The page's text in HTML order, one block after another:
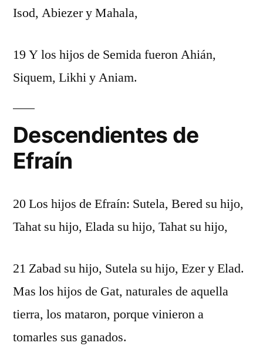
Isod, Abiezer y Mahala,
19 Y los hijos de Semida fueron Ahián,
Siquem, Likhi y Aniam.
Descendientes de
Efraín
20 Los hijos de Efraín: Sutela, Bered su hijo,
Tahat su hijo, Elada su hijo, Tahat su hijo,
21 Zabad su hijo, Sutela su hijo, Ezer y Elad.
Mas los hijos de Gat, naturales de aquella
tierra, los mataron, porque vinieron a
tomarles sus ganados.